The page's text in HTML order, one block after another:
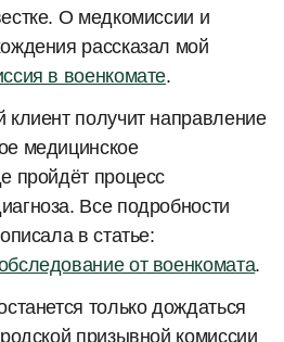
О медкомиссии и
рассказал мой
в военкомате.
клиент получит направление
медицинское
пройдёт процесс
Все подробности
в статье:
от военкомата.
только дождаться
призывной комиссии